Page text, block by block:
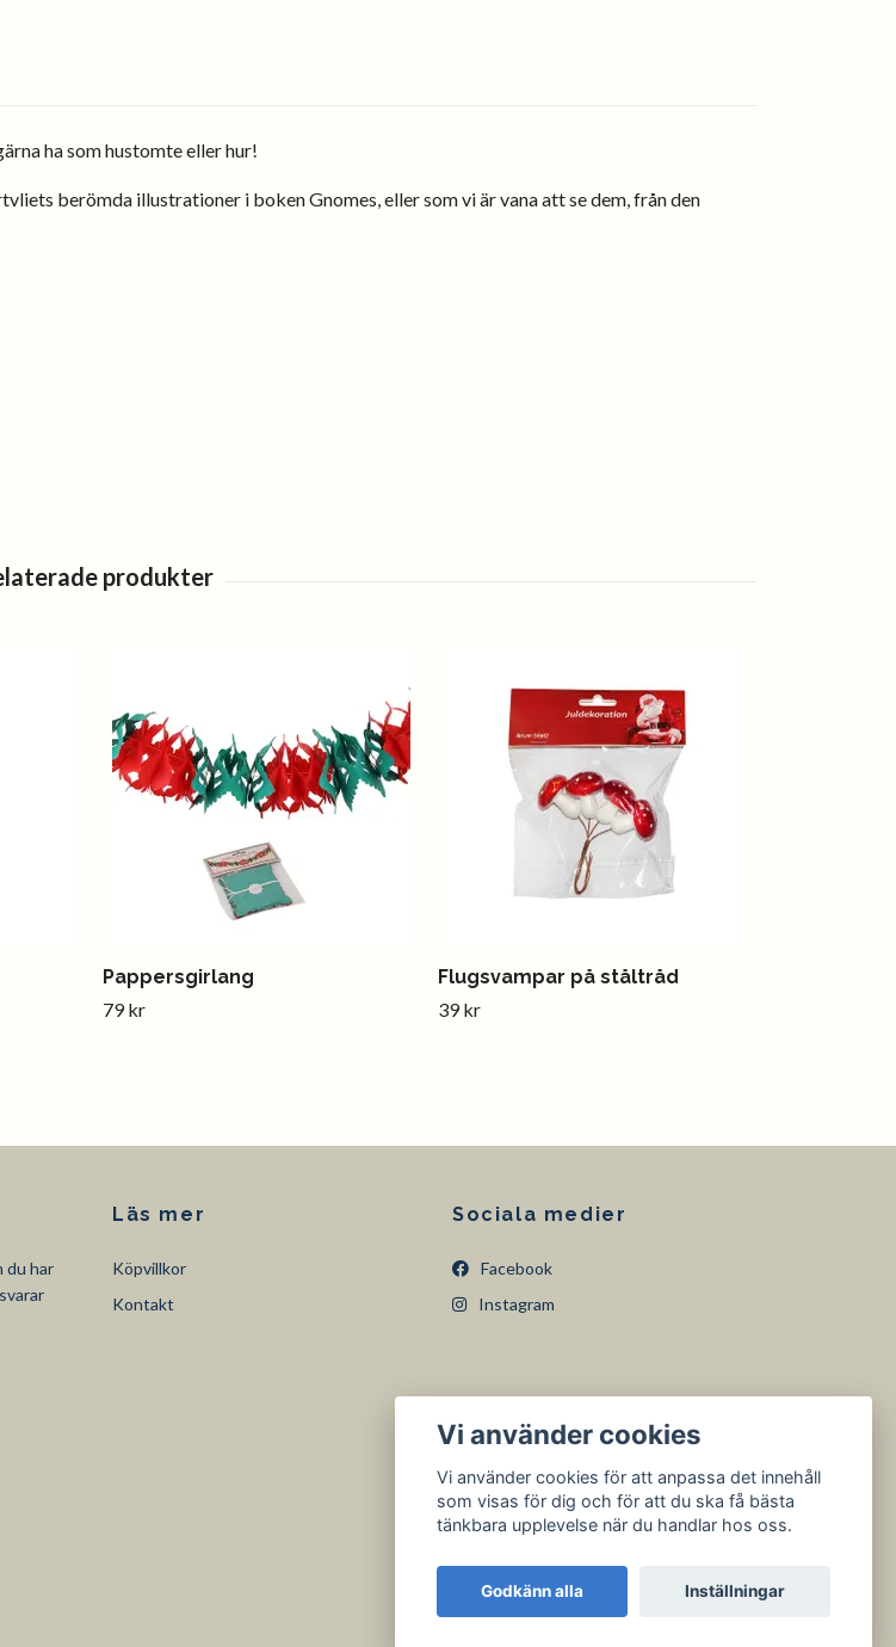
ha som hustomte eller hur!
berömda illustrationer i boken Gnomes, eller som vi är vana att se dem, från den
Pappersgirlang
79 kr
Flugsvampar på ståltråd
39 kr
du har
Läs mer
Köpvillkor
Kontakt
Sociala medier
Facebook
Instagram
Vi använder cookies
Vi använder cookies för att anpassa det innehåll
som visas för dig och för att du ska få bästa
tänkbara upplevelse när du handlar hos oss.
Godkänn alla Inställningar